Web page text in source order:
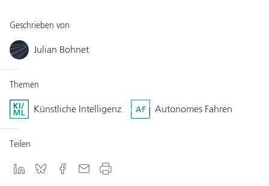
Geschrieben von
Julian Bohnet
Themen
Künstliche Intelligenz Autonomes Fahren
Teilen